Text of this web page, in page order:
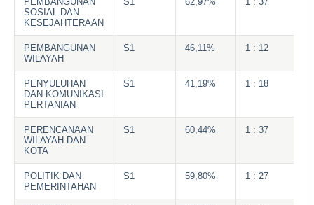
SOSIAL DAN
KESEJAHTERAAN
PEMBANGUNAN
WILAYAH
S1 46,11% 1 : 12
PENYULUHAN
DAN KOMUNIKASI
PERTANIAN
S1 41,19% 1 : 18
PERENCANAAN
WILAYAH DAN
KOTA
S1 60,44% 1 : 37
POLITIK DAN
PEMERINTAHAN
S1 59,80% 1 : 27